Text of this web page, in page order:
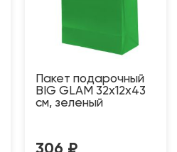
Пакет подарочный
BIG GLAM 32х12х43
см, зеленый
306 ₽